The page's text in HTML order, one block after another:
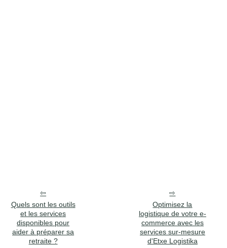
Quels sont les outils
et les services
disponibles pour
aider à préparer sa
retraite ?
Optimisez la
logistique de votre e-
commerce avec les
services sur-mesure
d'Etxe Logistika